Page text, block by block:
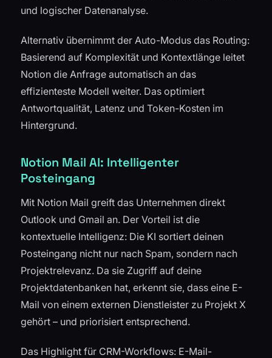
und logischer Datenanalyse.
Alternativ übernimmt der Auto-Modus das Routing:
Basierend auf Komplexität und Kontextlänge leitet
Notion die Anfrage automatisch an das
effizienteste Modell weiter. Das optimiert
Antwortqualität, Latenz und Token-Kosten im
Hintergrund.
Notion Mail AI: Intelligenter
Posteingang
Mit Notion Mail greift das Unternehmen direkt
Outlook und Gmail an. Der Vorteil ist die
kontextuelle Intelligenz: Die KI sortiert deinen
Posteingang nicht nur nach Spam, sondern nach
Projektrelevanz. Da sie Zugriff auf deine
Projektdatenbanken hat, erkennt sie, dass eine E-
Mail von einem externen Dienstleister zu Projekt X
gehört – und priorisiert entsprechend.
Das Highlight für CRM-Workflows: E-Mail-